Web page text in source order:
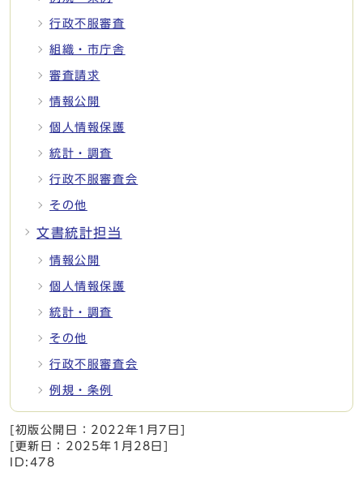
行政不服審査
組織・市庁舎
審査請求
情報公開
個人情報保護
統計・調査
行政不服審査会
その他
文書統計担当
情報公開
個人情報保護
統計・調査
その他
行政不服審査会
例規・条例
[初版公開日： 2022年1月7日
[更新日： 2025年1月28日
ID:478